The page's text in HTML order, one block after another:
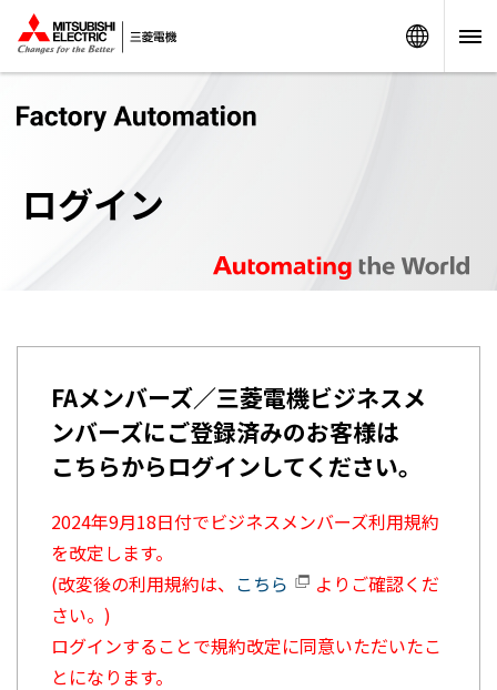
ログイン
FAメンバーズ／三菱電機ビジネスメ
ンバーズにご登録済みのお客様は
こちらからログインしてください。
2024年9月18日付でビジネスメンバーズ利用規約
を改定します。
(改変後の利用規約は、 こちら
よりご確認くだ
さい。)
ログインすることで規約改定に同意いただいたこ
とになります。